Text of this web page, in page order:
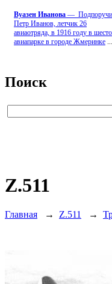
Вуазен Иванова —
Петр Иванов, летчик 26
авиаотряда, в 1916 году в
авиапарке в городе Жмеринке
Поиск
Z.511
Главная → Z.511 →